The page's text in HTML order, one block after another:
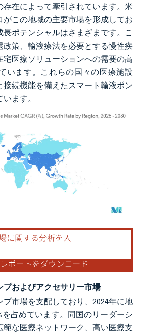
存在によって牽引されています。米
がこの地域の主要市場を形成してお
長ポテンシャルはさまざまです。こ
政策、輸液療法を必要とする慢性疾
宅医療ソリューションへの需要の高
います。これらの国々の医療施設
接続機能を備えたスマート輸液ポン
ます。
利用にはCC BY 4.0の表示が必要です。
プおよびアクセサリー市場
市場を支配しており、2024年に地
占めています。同国のリーダーシ
範な医療ネットワーク、高い医療支